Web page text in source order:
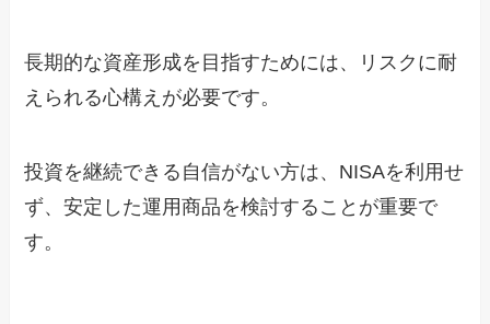
長期的な資産形成を目指すためには、リスクに耐
えられる心構えが必要です。
投資を継続できる自信がない方は、NISAを利用せ
ず、安定した運用商品を検討することが重要で
す。